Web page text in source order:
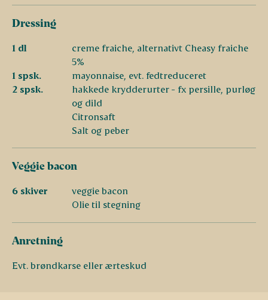
Dressing
1 dl
creme fraiche, alternativt Cheasy fraiche
5%
1 spsk.
mayonnaise, evt. fedtreduceret
2 spsk.
hakkede krydderurter - fx persille, purløg
og dild
Citronsaft
Salt og peber
Veggie bacon
6 skiver
veggie bacon
Olie til stegning
Anretning
Evt. brøndkarse eller ærteskud